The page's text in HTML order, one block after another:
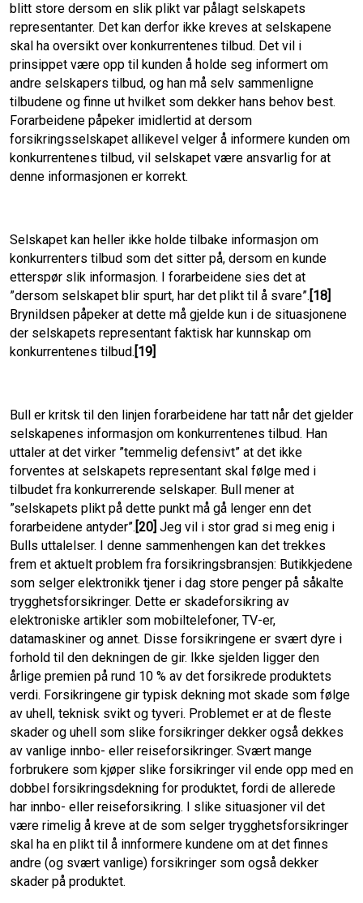
blitt store dersom en slik plikt var pålagt selskapets
representanter. Det kan derfor ikke kreves at selskapene
skal ha oversikt over konkurrentenes tilbud. Det vil i
prinsippet være opp til kunden å holde seg informert om
andre selskapers tilbud, og han må selv sammenligne
tilbudene og finne ut hvilket som dekker hans behov best.
Forarbeidene påpeker imidlertid at dersom
forsikringsselskapet allikevel velger å informere kunden om
konkurrentenes tilbud, vil selskapet være ansvarlig for at
denne informasjonen er korrekt.
Selskapet kan heller ikke holde tilbake informasjon om
konkurrenters tilbud som det sitter på, dersom en kunde
etterspør slik informasjon. I forarbeidene sies det at
”dersom selskapet blir spurt, har det plikt til å svare”. [18]
Brynildsen påpeker at dette må gjelde kun i de situasjonene
der selskapets representant faktisk har kunnskap om
konkurrentenes tilbud. [19]
Bull er kritsk til den linjen forarbeidene har tatt når det gjelder
selskapenes informasjon om konkurrentenes tilbud. Han
uttaler at det virker ”temmelig defensivt” at det ikke
forventes at selskapets representant skal følge med i
tilbudet fra konkurrerende selskaper. Bull mener at
”selskapets plikt på dette punkt må gå lenger enn det
forarbeidene antyder”. [20] Jeg vil i stor grad si meg enig i
Bulls uttalelser. I denne sammenhengen kan det trekkes
frem et aktuelt problem fra forsikringsbransjen: Butikkjedene
som selger elektronikk tjener i dag store penger på såkalte
trygghetsforsikringer. Dette er skadeforsikring av
elektroniske artikler som mobiltelefoner, TV-er,
datamaskiner og annet. Disse forsikringene er svært dyre i
forhold til den dekningen de gir. Ikke sjelden ligger den
årlige premien på rund 10 % av det forsikrede produktets
verdi. Forsikringene gir typisk dekning mot skade som følge
av uhell, teknisk svikt og tyveri. Problemet er at de fleste
skader og uhell som slike forsikringer dekker også dekkes
av vanlige innbo- eller reiseforsikringer. Svært mange
forbrukere som kjøper slike forsikringer vil ende opp med en
dobbel forsikringsdekning for produktet, fordi de allerede
har innbo- eller reiseforsikring. I slike situasjoner vil det
være rimelig å kreve at de som selger trygghetsforsikringer
skal ha en plikt til å innformere kundene om at det finnes
andre (og svært vanlige) forsikringer som også dekker
skader på produktet.